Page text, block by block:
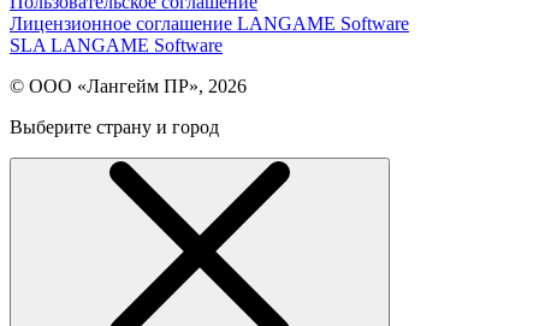
Лицензионное соглашение LANGAME Software
SLA LANGAME Software
© ООО «Лангейм ПР», 2026
Выберите страну и город